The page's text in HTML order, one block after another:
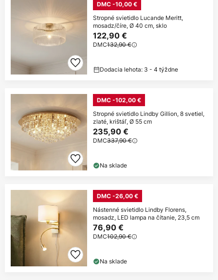
DMC -10,00 €
Stropné svietidlo Lucande Meritt,
mosadz/číre, Ø 40 cm, sklo
122,90 €
DMC132,90 €
Dodacia lehota: 3 - 4 týždne
DMC -102,00 €
Stropné svietidlo Lindby Gillion, 8 svetiel,
zlaté, krištáľ, Ø 55 cm
235,90 €
DMC337,90 €
Na sklade
DMC -26,00 €
Nástenné svietidlo Lindby Florens,
mosadz, LED lampa na čítanie, 23,5 cm
76,90 €
DMC102,90 €
Na sklade